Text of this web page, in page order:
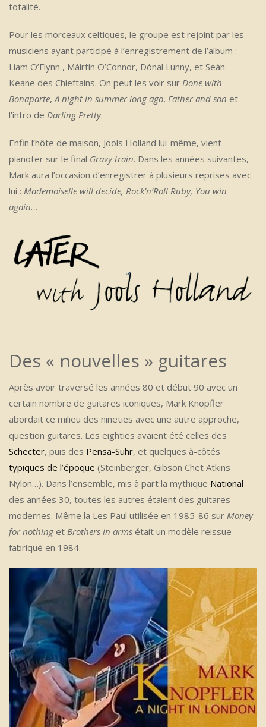
totalité.
Pour les morceaux celtiques, le groupe est rejoint par les
musiciens ayant participé à l’enregistrement de l’album :
Liam O’Flynn , Máirtín O’Connor, Dónal Lunny, et Seán
Keane des Chieftains. On peut les voir sur Done with
Bonaparte,A night in summer long ago, Father and son et
l’intro de Darling Pretty.
Enfin l’hôte de maison, Jools Holland lui-même, vient
pianoter sur le final Gravy train. Dans les années suivantes,
Mark aura l’occasion d’enregistrer à plusieurs reprises avec
lui : Mademoiselle will decide, Rock’n’Roll Ruby, You win
again…
Des « nouvelles » guitares
Après avoir traversé les années 80 et début 90 avec un
certain nombre de guitares iconiques, Mark Knopfler
abordait ce milieu des nineties avec une autre approche,
question guitares. Les eighties avaient été celles des
Schecter, puis des Pensa-Suhr, et quelques à-côtés
typiques de l’époque (Steinberger, Gibson Chet Atkins
Nylon…). Dans l’ensemble, mis à part la mythique National
des années 30, toutes les autres étaient des guitares
modernes. Même la Les Paul utilisée en 1985-86 sur Money
for nothing et Brothers in arms était un modèle reissue
fabriqué en 1984.